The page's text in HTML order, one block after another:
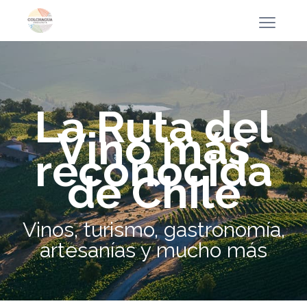
La Ruta del
Vino más
reconocida
de Chile
Vinos, turismo, gastronomía,
artesanías y mucho más